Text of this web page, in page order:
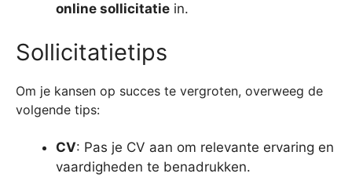
online sollicitatie in.
Sollicitatietips
Om je kansen op succes te vergroten, overweeg de
volgende tips:
CV: Pas je CV aan om relevante ervaring en
vaardigheden te benadrukken.